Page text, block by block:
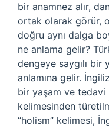
bir anamnez alır,
ortak olarak görür,
doğru aynı dalga
ne anlama gelir?
dengeye saygılı bir
anlamına gelir.
bir yaşam ve tedavi
kelimesinden
“holism” kelimesi,